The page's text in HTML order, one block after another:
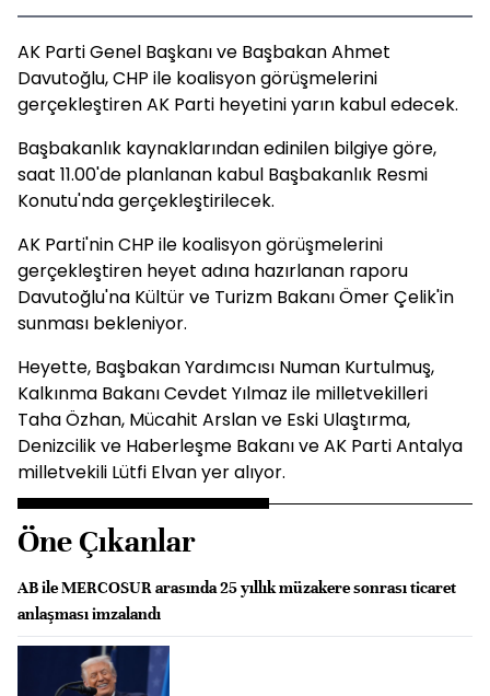
AK Parti Genel Başkanı ve Başbakan Ahmet
Davutoğlu, CHP ile koalisyon görüşmelerini
gerçekleştiren AK Parti heyetini yarın kabul edecek.
Başbakanlık kaynaklarından edinilen bilgiye göre,
saat 11.00'de planlanan kabul Başbakanlık Resmi
Konutu'nda gerçekleştirilecek.
AK Parti'nin CHP ile koalisyon görüşmelerini
gerçekleştiren heyet adına hazırlanan raporu
Davutoğlu'na Kültür ve Turizm Bakanı Ömer Çelik'in
sunması bekleniyor.
Heyette, Başbakan Yardımcısı Numan Kurtulmuş,
Kalkınma Bakanı Cevdet Yılmaz ile milletvekilleri
Taha Özhan, Mücahit Arslan ve Eski Ulaştırma,
Denizcilik ve Haberleşme Bakanı ve AK Parti Antalya
milletvekili Lütfi Elvan yer alıyor.
Öne Çıkanlar
AB ile MERCOSUR arasında 25 yıllık müzakere sonrası ticaret
anlaşması imzalandı